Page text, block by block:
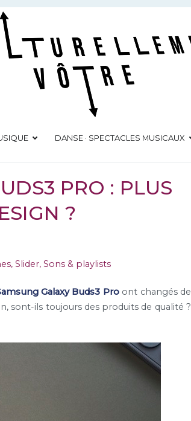
DANSE · SPECTACLES MUSICAUX
PRO : PLUS
?
,Slider,Sons & playlists
Galaxy Buds3 Proont changés de
sont-ils toujours des produits de qualité ?